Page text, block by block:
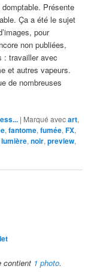
Présente
Ça a été le sujet
pour
non publiées,
: travailler avec
et autres vapeurs.
de nombreuses
| Marqué avecart,
,fantome,fumée,FX,
lumière,noir,preview,
contient 1 photo.